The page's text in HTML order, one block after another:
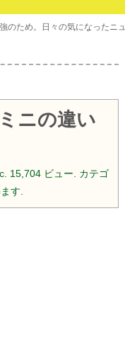
ため。日々の気になったニ
ニの違い
15,704 ビュー. カテゴ
す.